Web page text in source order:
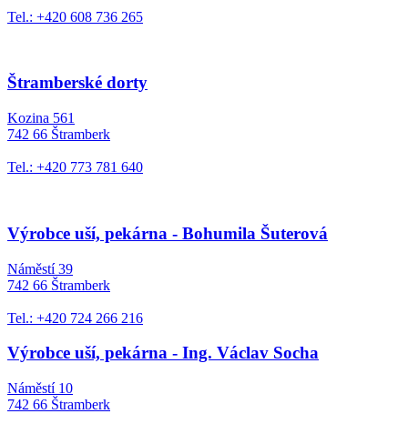
Tel.: +420 608 736 265
Štramberské dorty
Kozina 561
742 66 Štramberk
Tel.: +420 773 781 640
Výrobce uší, pekárna - Bohumila Šuterová
Náměstí 39
742 66 Štramberk
Tel.: +420 724 266 216
Výrobce uší, pekárna - Ing. Václav Socha
Náměstí 10
742 66 Štramberk